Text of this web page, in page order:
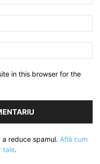
in this browser for the
reduce spamul. Află cum
tale.